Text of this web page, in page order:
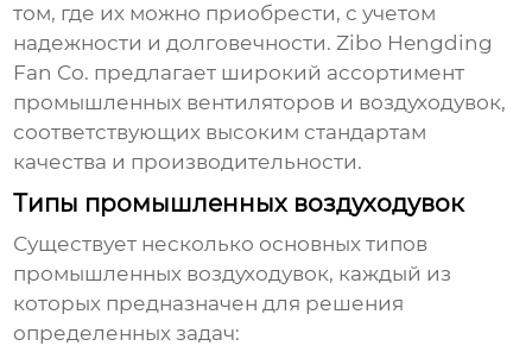
том, где их можно приобрести, с учетом
надежности и долговечности. Zibo Hengding
Fan Co. предлагает широкий ассортимент
промышленных вентиляторов и воздуходувок,
соответствующих высоким стандартам
качества и производительности.
Типы промышленных воздуходувок
Существует несколько основных типов
промышленных воздуходувок, каждый из
которых предназначен для решения
определенных задач: